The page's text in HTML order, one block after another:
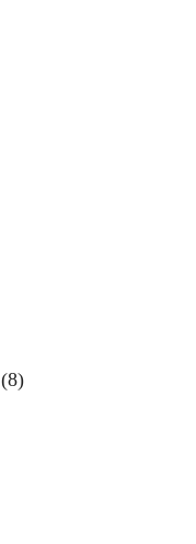
(8)